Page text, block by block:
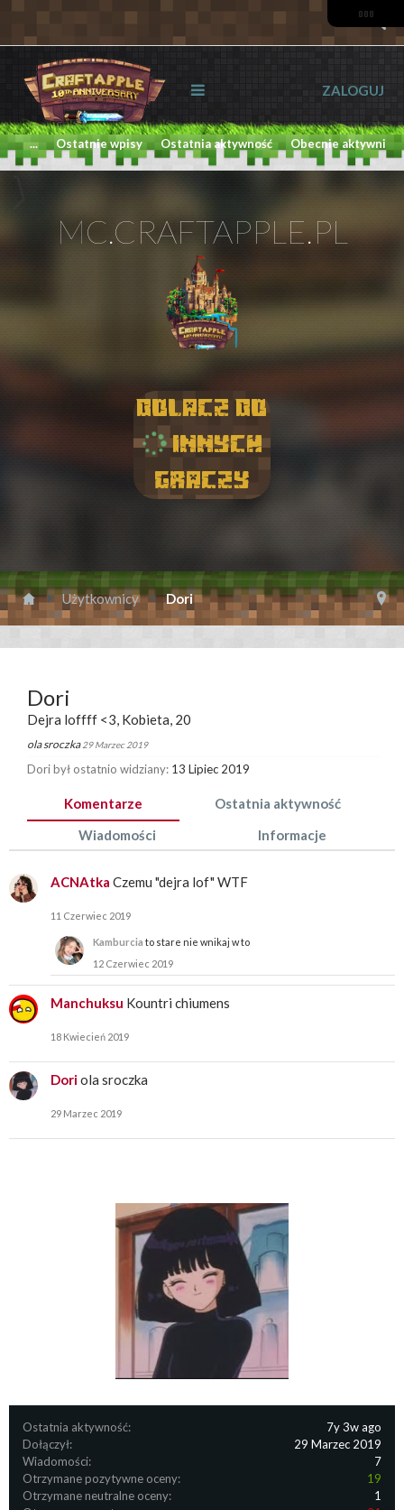
Obecnie aktywni
Ostatnia aktywność
Ostatnie wpisy
...
ZALOGUJ
MC.CRAFTAPPLE.PL
Dolacz do
innych
graczy
Użytkownicy Dori
Ostatnia aktywność:
7y 3w ago
Dołączył:
29 Marzec 2019
Wiadomości:
7
Otrzymane pozytywne oceny:
19
Otrzymane neutralne oceny:
1
Dori
Dejra loffff <3, Kobieta, 20
ola sroczka29 Marzec 2019
Dori był ostatnio widziany: 13 Lipiec 2019
Komentarze
Ostatnia aktywność
Wiadomości
Informacje
ACNAtka Czemu "dejra lof" WTF
11 Czerwiec 2019
Kamburcia to stare nie wnikaj w to
12 Czerwiec 2019
Manchuksu Kountri chiumens
18 Kwiecień 2019
Doriola sroczka
29 Marzec 2019